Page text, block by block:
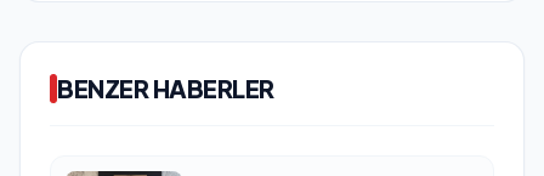
BENZER HABERLER